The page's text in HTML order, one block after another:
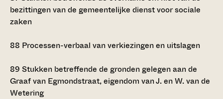
bezittingen van de gemeentelijke dienst voor sociale
zaken
88 Processen-verbaal van verkiezingen en uitslagen
89 Stukken betreffende de gronden gelegen aan de
Graaf van Egmondstraat, eigendom van J. en W. van de
Wetering